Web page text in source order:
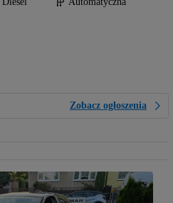
Zobacz ogłoszenia